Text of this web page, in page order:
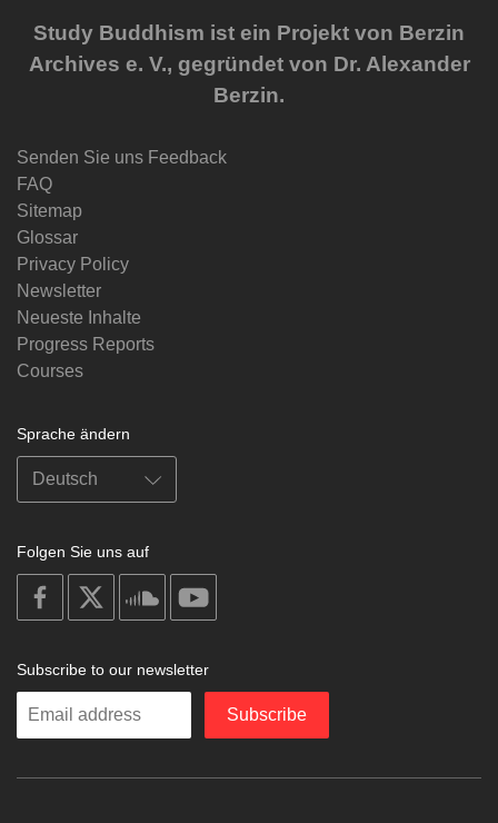
Study Buddhism ist ein Projekt von Berzin
Archives e. V., gegründet von Dr. Alexander
Berzin.
Senden Sie uns Feedback
FAQ
Sitemap
Glossar
Privacy Policy
Newsletter
Neueste Inhalte
Progress Reports
Courses
Sprache ändern
Folgen Sie uns auf
on
facebook
soundcloud
Subscribe to our newsletter
Enter
Subscribe